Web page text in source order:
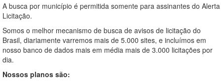
A busca por município é permitida somente para assinantes do Alerta
Licitação.
Somos o melhor mecanismo de busca de avisos de licitação do
Brasil, diariamente varremos mais de 5.000 sites, e incluímos em
nosso banco de dados mais em média mais de 3.000 licitações por
dia.
Nossos planos são: